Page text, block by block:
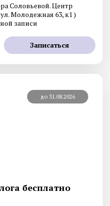
Соловьевой. Центр
Молодежная 63, к1 )
записи
Записаться
до 31.08.2026
бесплатно